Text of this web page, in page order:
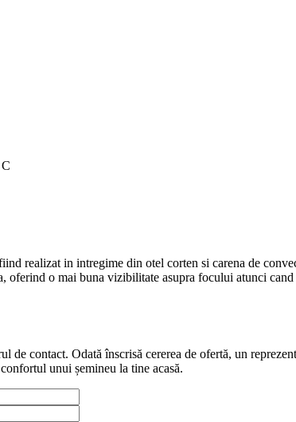
realizat in intregime din otel corten si carena de
oferind o mai buna vizibilitate asupra focului atunci
de contact. Odată înscrisă cererea de ofertă, un
unui șemineu la tine acasă.